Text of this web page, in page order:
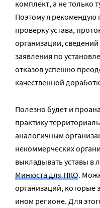
комплект, а не только
Поэтому я рекомендую
проверку устава,
организации,
заявления по
отказов успешно
качественной
Полезно будет и
практику
аналогичным
некоммерческих
выкладывать уставы в
Минюста для НКО.
организаций, которые
ином регионе. Для